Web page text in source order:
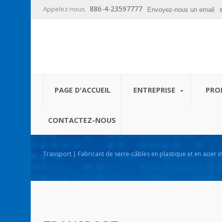
Appelez-nous 886-4-23597777 Envoyez-nous un email
PAGE D'ACCUEIL ENTREPRISE
CONTACTEZ-NOUS
Transport | Fabricant de serre-câbles en plastique et en acier